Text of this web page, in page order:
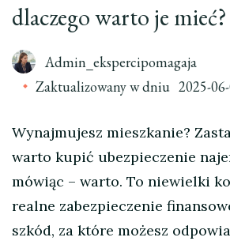
dlaczego warto je mieć?
Admin_ekspercipomagaja
Zaktualizowany w dniu 2025-
Wynajmujesz mieszkanie?
warto kupić ubezpieczenie
mówiąc – warto. To niewielki
realne zabezpieczenie
szkód, za które możesz